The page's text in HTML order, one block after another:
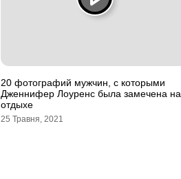
20 фотографий мужчин, с которыми
Дженнифер Лоуренс была замечена на
отдыхе
25 Травня, 2021